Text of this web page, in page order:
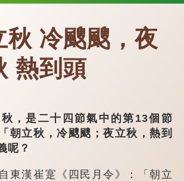
秋 冷颼颼，夜
熱到頭
是二十四節氣中的第13個節
朝立秋，冷颼颼；夜立秋，熱到
呢？
漢崔寔《四民月令》：「朝立